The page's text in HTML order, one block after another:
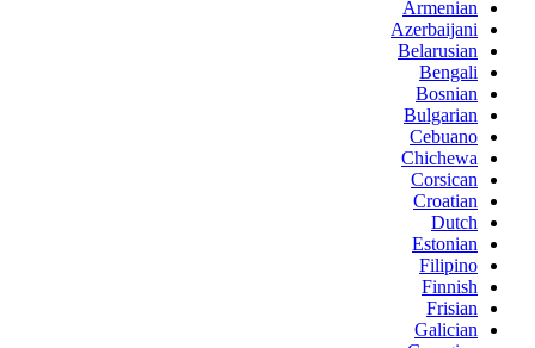
Armenian
Azerbaijani
Belarusian
Bengali
Bosnian
Bulgarian
Cebuano
Chichewa
Corsican
Croatian
Dutch
Estonian
Filipino
Finnish
Frisian
Galician